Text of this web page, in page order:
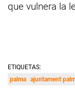
que vulnera la
ETIQUETAS:
palma ajuntament